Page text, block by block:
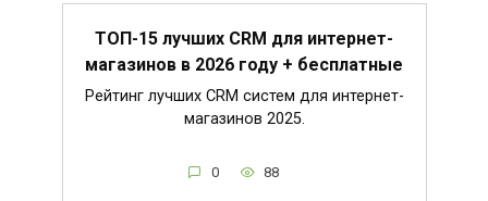
ТОП-15 лучших CRM для интернет-
магазинов в 2026 году + бесплатные
Рейтинг лучших CRM систем для интернет-
магазинов 2025.
0 88